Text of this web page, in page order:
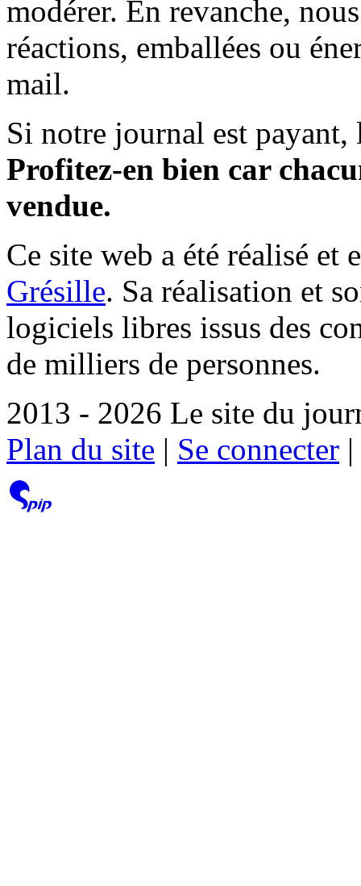
modérer. En revanche,
réactions, emballées ou
mail.
Si notre journal est payant,
Profitez-en bien car
vendue.
Ce site web a été réalisé et
Grésille. Sa réalisation et
logiciels libres issus des
de milliers de personnes.
2013 - 2026 Le site du
Plan du site | Se connecter |